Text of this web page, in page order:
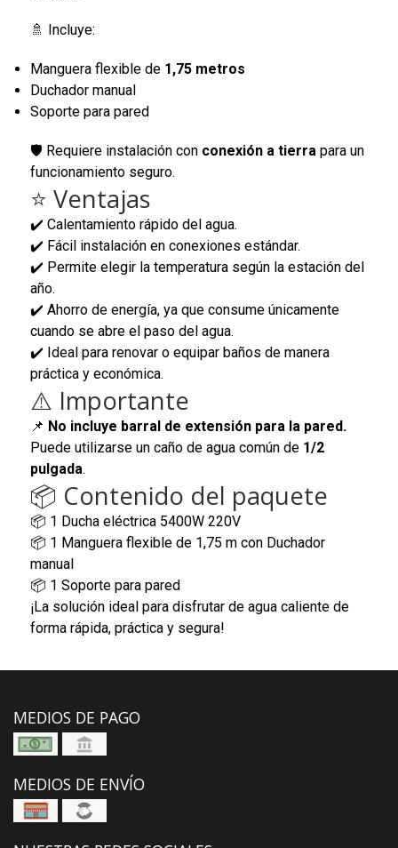
🚿 Incluye:
Manguera flexible de 1,75 metros
Duchador manual
Soporte para pared
🛡️ Requiere instalación con conexión a tierra para un
funcionamiento seguro.
⭐ Ventajas
✔️ Calentamiento rápido del agua.
✔️ Fácil instalación en conexiones estándar.
✔️ Permite elegir la temperatura según la estación del
año.
✔️ Ahorro de energía, ya que consume únicamente
cuando se abre el paso del agua.
✔️ Ideal para renovar o equipar baños de manera
práctica y económica.
⚠️ Importante
📌 No incluye barral de extensión para la pared.
Puede utilizarse un caño de agua común de 1/2
pulgada.
📦 Contenido del paquete
📦 1 Ducha eléctrica 5400W 220V
📦 1 Manguera flexible de 1,75 m con Duchador
manual
📦 1 Soporte para pared
¡La solución ideal para disfrutar de agua caliente de
forma rápida, práctica y segura!
MEDIOS DE PAGO
MEDIOS DE ENVÍO